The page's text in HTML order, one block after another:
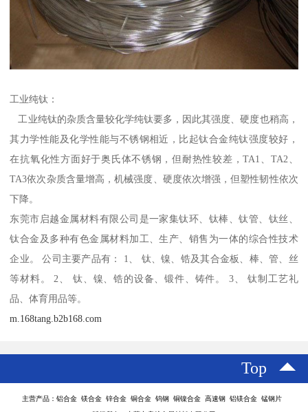
工业纯钛：
工业纯钛的杂质含量较化学纯钛要多，因此其强度、硬度也稍高，
其力学性能及化学性能与不锈钢相近，比起钛合金纯钛强度较好，
在抗氧化性方面好于奥氏体不锈钢，但耐热性较差，TA1、TA2、
TA3依次杂质含量增高，机械强度、硬度依次增强，但塑性韧性依次
下降。
东莞市启越金属材料有限公司是一家集钛环、钛棒、钛管、钛丝、
钛合金及多种有色金属材料加工、生产、销售为一体的综合性技术
企业。 公司主要产品有： 1、 钛、镍、锆及其合金板、棒、管、丝
等材料。 2、 钛、镍、锆的设备、锻件、铸件。 3、 钛制工艺礼
品、体育用品等。
m.168tang.b2b168.com
Top
主营产品：铝合金 镁合金 锌合金 铜合金 钨钢 铜镍合金 高速钢 铝镁合金 锰钢片